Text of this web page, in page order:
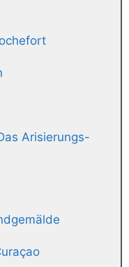
Arisierungs-